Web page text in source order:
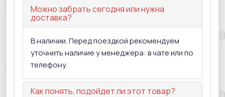
Можно забрать сегодня или нужна
доставка?
В наличии. Перед поездкой рекомендуем
уточнить наличие у менеджера: в чате или по
телефону.
Как понять, подойдет ли этот товар?